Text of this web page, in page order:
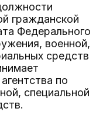
гражданской
Федерального
военной,
средств
по
специальной